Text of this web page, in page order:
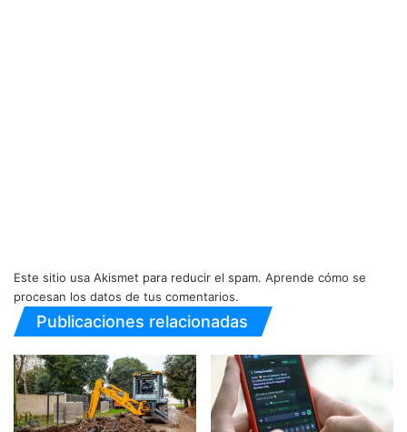
Este sitio usa Akismet para reducir el spam. Aprende cómo se
procesan los datos de tus comentarios.
Publicaciones relacionadas